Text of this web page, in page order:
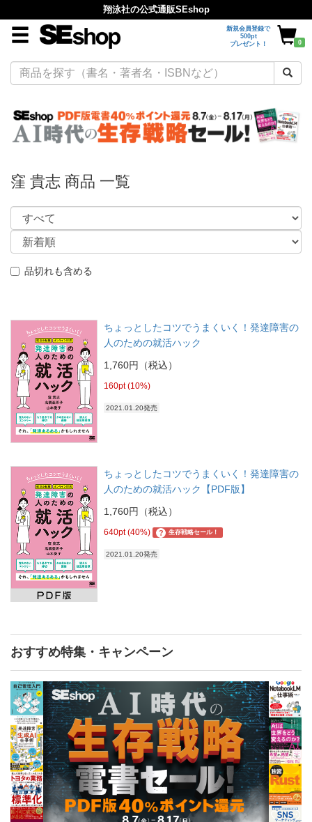
翔泳社の公式通販SEshop
新規会員登録で
500pt
プレゼント！
0
窪 貴志 商品 一覧
品切れも含める
ちょっとしたコツでうまくいく！発達障害の
人のための就活ハック
1,760円（税込）
160pt (10%)
2021.01.20発売
ちょっとしたコツでうまくいく！発達障害の
人のための就活ハック【PDF版】
1,760円（税込）
640pt (40%) ? 生存戦略セール！
2021.01.20発売
おすすめ特集・キャンペーン